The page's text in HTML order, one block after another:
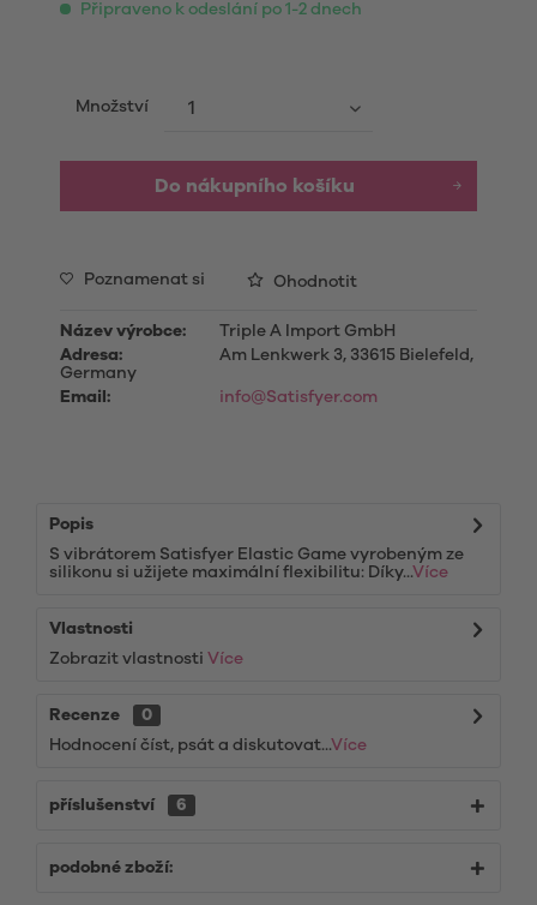
Připraveno k odeslání po 1-2 dnech
Množství
Do nákupního košíku
Poznamenat si Ohodnotit
Název výrobce:
Triple A Import GmbH
Adresa:
Am Lenkwerk 3, 33615 Bielefeld,
Germany
Email:
info@Satisfyer.com
Popis
S vibrátorem Satisfyer Elastic Game vyrobeným ze
silikonu si užijete maximální flexibilitu: Díky...Více
Vlastnosti
Zobrazit vlastnosti Více
Recenze
0
Hodnocení číst, psát a diskutovat...Více
příslušenství 6
podobné zboží: